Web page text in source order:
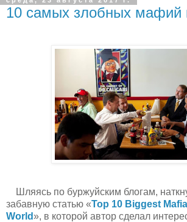
10 самых злобных мафий
Шляясь по буржуйским блогам,
забавную статью «Top 10 Biggest
World», в которой автор сделал